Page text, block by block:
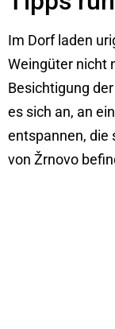
Im Dorf laden
Weingüter nicht
Besichtigung
es sich an, an
entspannen, die
von Žrnovo